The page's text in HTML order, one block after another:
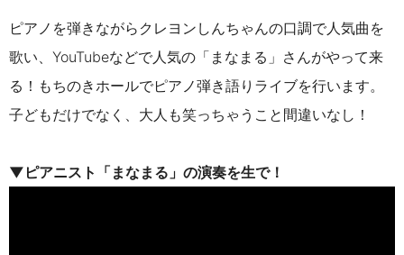
ピアノを弾きながらクレヨンしんちゃんの口調で人気曲を
歌い、YouTubeなどで人気の「まなまる」さんがやって来
る！もちのきホールでピアノ弾き語りライブを行います。
子どもだけでなく、大人も笑っちゃうこと間違いなし！
▼ピアニスト「まなまる」の演奏を生で！